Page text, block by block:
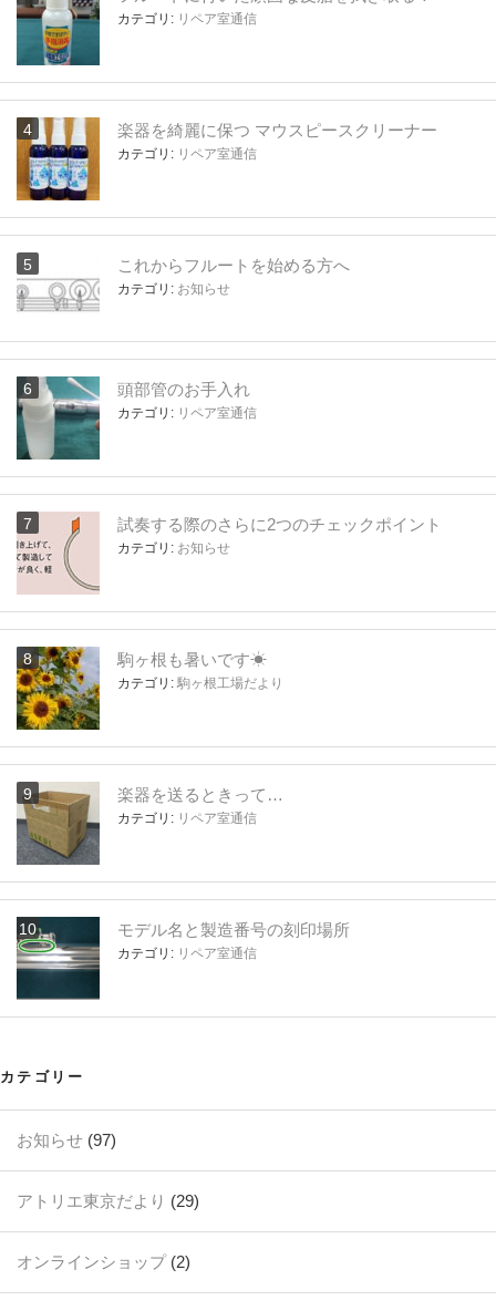
カテゴリ: リペア室通信
楽器を綺麗に保つ マウスピースクリーナー
カテゴリ: リペア室通信
これからフルートを始める方へ
カテゴリ: お知らせ
頭部管のお手入れ
カテゴリ: リペア室通信
試奏する際のさらに2つのチェックポイント
カテゴリ: お知らせ
駒ヶ根も暑いです☀
カテゴリ: 駒ヶ根工場だより
楽器を送るときって…
カテゴリ: リペア室通信
モデル名と製造番号の刻印場所
カテゴリ: リペア室通信
カテゴリー
お知らせ (97)
アトリエ東京だより (29)
オンラインショップ(2)